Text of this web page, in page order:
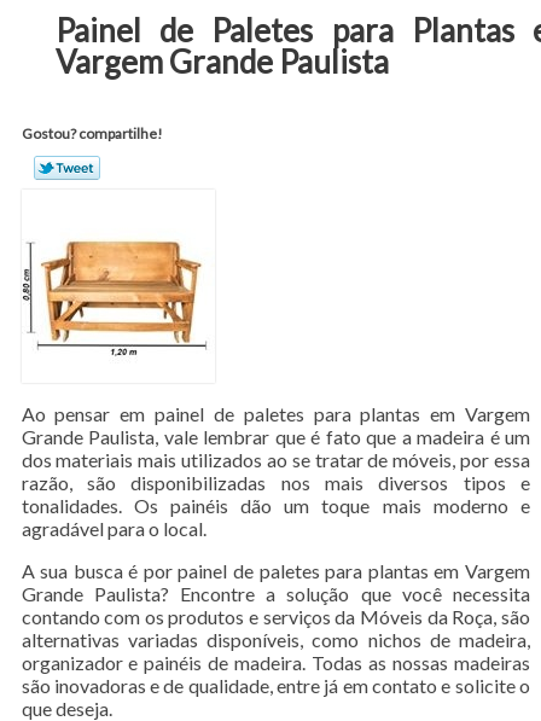
Painel de Paletes para Plantas
Vargem Grande Paulista
Gostou? compartilhe!
Ao pensar em painel de paletes para plantas em Vargem
Grande Paulista, vale lembrar que é fato que a madeira é um
dos materiais mais utilizados ao se tratar de móveis, por essa
razão, são disponibilizadas nos mais diversos tipos e
tonalidades. Os painéis dão um toque mais moderno e
agradável para o local.
A sua busca é por painel de paletes para plantas em Vargem
Grande Paulista? Encontre a solução que você necessita
contando com os produtos e serviços da Móveis da Roça, são
alternativas variadas disponíveis, como nichos de madeira,
organizador e painéis de madeira. Todas as nossas madeiras
são inovadoras e de qualidade, entre já em contato e solicite o
que deseja.